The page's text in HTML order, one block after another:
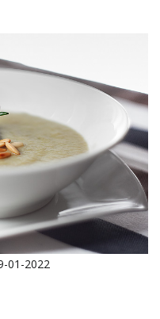
01-2022